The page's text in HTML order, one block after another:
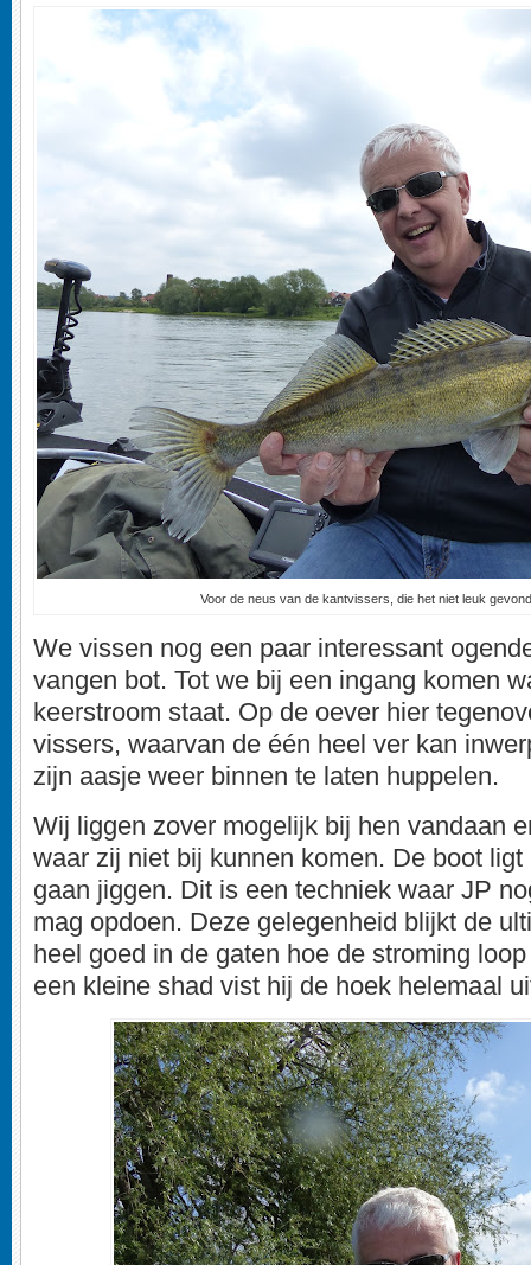
Voor de neus van de kantvissers, die het niet leuk
We vissen nog een paar interessant
vangen bot. Tot we bij een ingang komen
keerstroom staat. Op de oever hier
vissers, waarvan de één heel ver kan
zijn aasje weer binnen te laten huppelen.
Wij liggen zover mogelijk bij hen vandaan
waar zij niet bij kunnen komen. De boot
gaan jiggen. Dit is een techniek waar JP
mag opdoen. Deze gelegenheid blijkt de
heel goed in de gaten hoe de stroming
een kleine shad vist hij de hoek helemaal